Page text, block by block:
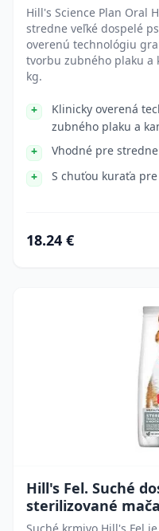
Hill's Science Plan Oral
stredne veľké dospelé
overenú technológiu
tvorbu zubného plaku a
kg.
Klinicky overená
zubného plaku a
Vhodné pre
S chuťou kuraťa
18.24 €
Hill's Fel. Suché
sterilizované